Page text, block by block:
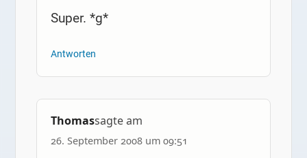
Super. *g*
Antworten
Thomassagte am
26. September 2008 um 09:51